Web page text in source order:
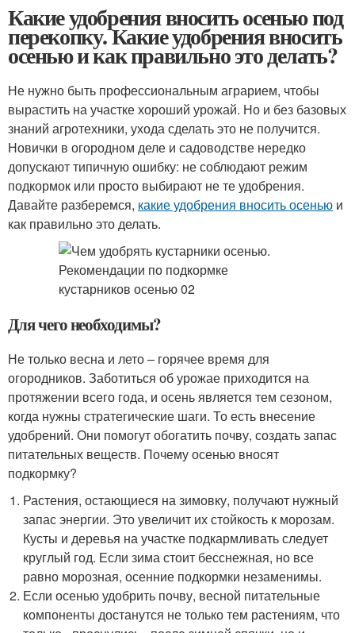
Какие удобрения вносить осенью под
перекопку. Какие удобрения вносить
осенью и как правильно это делать?
Не нужно быть профессиональным аграрием, чтобы
вырастить на участке хороший урожай. Но и без базовых
знаний агротехники, ухода сделать это не получится.
Новички в огородном деле и садоводстве нередко
допускают типичную ошибку: не соблюдают режим
подкормок или просто выбирают не те удобрения.
Давайте разберемся, какие удобрения вносить осенью и
как правильно это делать.
Для чего необходимы?
Не только весна и лето – горячее время для
огородников. Заботиться об урожае приходится на
протяжении всего года, и осень является тем сезоном,
когда нужны стратегические шаги. То есть внесение
удобрений. Они помогут обогатить почву, создать запас
питательных веществ. Почему осенью вносят
подкормку?
Растения, остающиеся на зимовку, получают нужный
запас энергии. Это увеличит их стойкость к морозам.
Кусты и деревья на участке подкармливать следует
круглый год. Если зима стоит бесснежная, но все
равно морозная, осенние подкормки незаменимы.
Если осенью удобрить почву, весной питательные
компоненты достанутся не только тем растениям, что